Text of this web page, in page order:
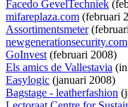
Facedo GevelTechniek
mifareplaza.com (februari
Assortimentsmeter
newgenerationsecurity.com
GoInvest(februari 2008)
Els amics de Vallestavia (
Easylogic (januari 2008)
Bagstage - leatherfashion